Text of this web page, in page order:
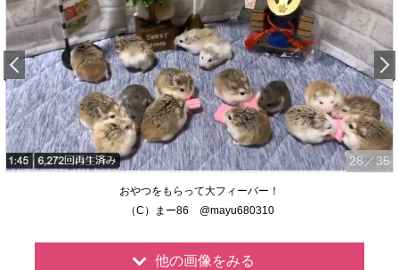
28／35
おやつをもらって大フィーバー！
（C）まー86 @mayu680310
他の画像をみる